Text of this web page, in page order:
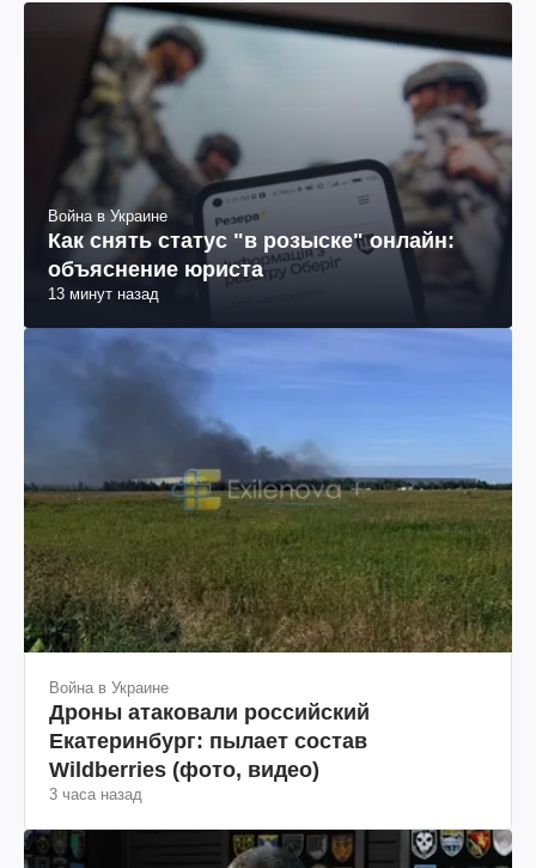
Война в Украине
Как снять статус "в розыске" онлайн:
объяснение юриста
13 минут назад
Война в Украине
Дроны атаковали российский
Екатеринбург: пылает состав
Wildberries (фото, видео)
3 часа назад